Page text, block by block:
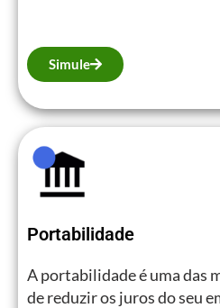
Simule
Portabilidade
A portabilidade é uma das
de reduzir os juros do seu